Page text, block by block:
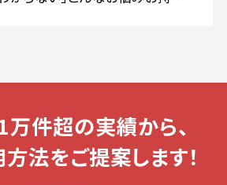
じてWEB会議で疑問にお答えい
件超の実績から、
法をご提案します！